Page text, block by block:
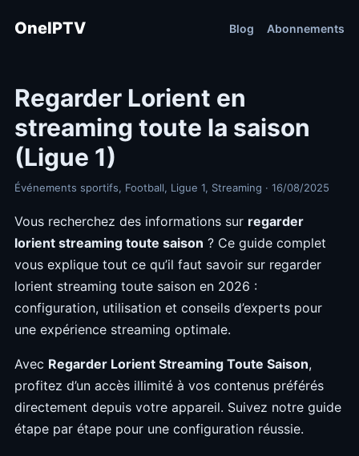
OneIPTV Blog Abonnements
Regarder Lorient en
streaming toute la saison
(Ligue 1)
Événements sportifs, Football, Ligue 1, Streaming · 16/08/2025
Vous recherchez des informations sur regarder
lorient streaming toute saison ? Ce guide complet
vous explique tout ce qu’il faut savoir sur regarder
lorient streaming toute saison en 2026 :
configuration, utilisation et conseils d’experts pour
une expérience streaming optimale.
Avec Regarder Lorient Streaming Toute Saison,
profitez d’un accès illimité à vos contenus préférés
directement depuis votre appareil. Suivez notre guide
étape par étape pour une configuration réussie.